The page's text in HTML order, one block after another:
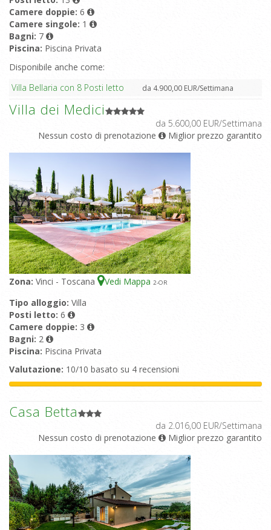
Camere doppie: 6
Camere singole: 1
Bagni: 7
Piscina: Piscina Privata
Disponibile anche come:
Villa Bellaria con 8 Posti letto
da 4.900,00 EUR/Settimana
Villa dei Medici
da 5.600,00 EUR/Settimana
Nessun costo di prenotazione
Miglior prezzo garantito
Zona: Vinci - Toscana Vedi Mappa 2-OR
Tipo alloggio: Villa
Posti letto: 6
Camere doppie: 3
Bagni: 2
Piscina: Piscina Privata
Valutazione: 10/10 basato su 4 recensioni
Casa Betta
da 2.016,00 EUR/Settimana
Nessun costo di prenotazione
Miglior prezzo garantito